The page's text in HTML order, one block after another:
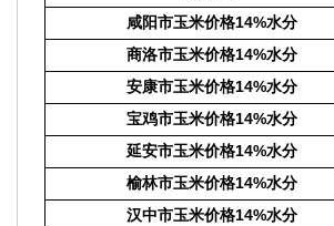
咸阳市玉米价格14%水分
商洛市玉米价格14%水分
安康市玉米价格14%水分
宝鸡市玉米价格14%水分
延安市玉米价格14%水分
榆林市玉米价格14%水分
汉中市玉米价格14%水分